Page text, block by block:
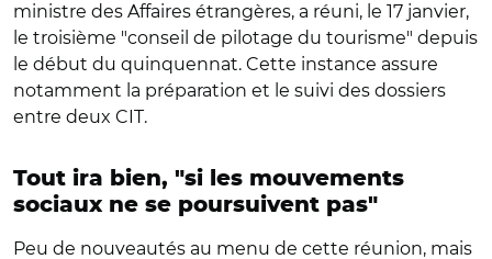
ministre des Affaires étrangères, a réuni, le 17 janvier,
le troisième "conseil de pilotage du tourisme" depuis
le début du quinquennat. Cette instance assure
notamment la préparation et le suivi des dossiers
entre deux CIT.
Tout ira bien, "si les mouvements
sociaux ne se poursuivent pas"
Peu de nouveautés au menu de cette réunion, mais